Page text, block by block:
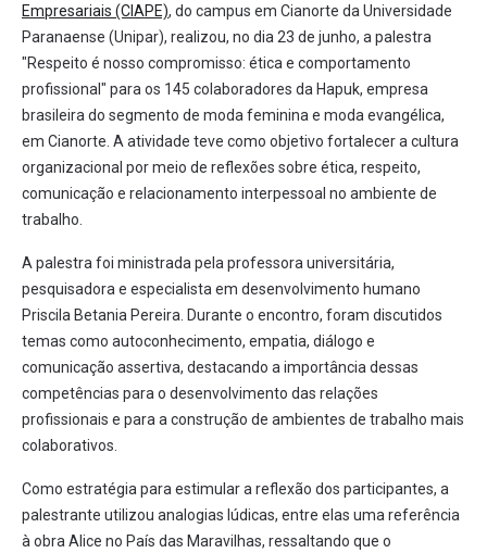
Empresariais (CIAPE), do campus em Cianorte da Universidade
Paranaense (Unipar), realizou, no dia 23 de junho, a palestra
"Respeito é nosso compromisso: ética e comportamento
profissional" para os 145 colaboradores da Hapuk, empresa
brasileira do segmento de moda feminina e moda evangélica,
em Cianorte. A atividade teve como objetivo fortalecer a cultura
organizacional por meio de reflexões sobre ética, respeito,
comunicação e relacionamento interpessoal no ambiente de
trabalho.
A palestra foi ministrada pela professora universitária,
pesquisadora e especialista em desenvolvimento humano
Priscila Betania Pereira. Durante o encontro, foram discutidos
temas como autoconhecimento, empatia, diálogo e
comunicação assertiva, destacando a importância dessas
competências para o desenvolvimento das relações
profissionais e para a construção de ambientes de trabalho mais
colaborativos.
Como estratégia para estimular a reflexão dos participantes, a
palestrante utilizou analogias lúdicas, entre elas uma referência
à obra Alice no País das Maravilhas, ressaltando que o